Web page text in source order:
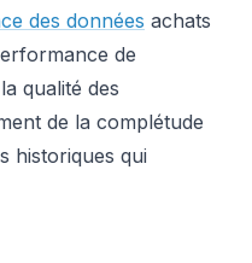
des données achats
de
qualité des
de la complétude
historiques qui